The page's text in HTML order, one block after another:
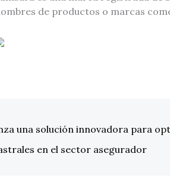
de productos o marcas
una solución innovadora para
en el sector asegurador